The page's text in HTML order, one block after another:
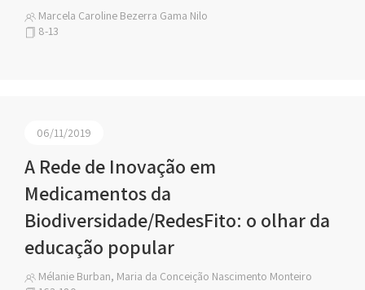
Marcela Caroline Bezerra Gama Nilo
8-13
06/11/2019
A Rede de Inovação em
Medicamentos da
Biodiversidade/RedesFito: o olhar da
educação popular
Mélanie Burban, Maria da Conceição Nascimento Monteiro